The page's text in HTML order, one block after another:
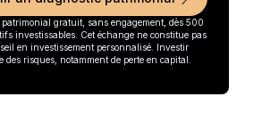
patrimonial gratuit, sans engagement, dès 500
investissables. Cet échange ne constitue pas
en investissement personnalisé. Investir
des risques, notamment de perte en capital.